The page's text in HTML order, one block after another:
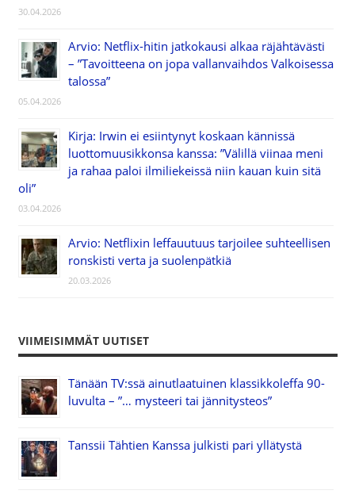
30.04.2026
Arvio: Netflix-hitin jatkokausi alkaa räjähtävästi
– ”Tavoitteena on jopa vallanvaihdos Valkoisessa
talossa”
05.04.2026
Kirja: Irwin ei esiintynyt koskaan kännissä
luottomuusikkonsa kanssa: ”Välillä viinaa meni
ja rahaa paloi ilmiliekeissä niin kauan kuin sitä
oli”
03.04.2026
Arvio: Netflixin leffauutuus tarjoilee suhteellisen
ronskisti verta ja suolenpätkiä
20.03.2026
VIIMEISIMMÄT UUTISET
Tänään TV:ssä ainutlaatuinen klassikkoleffa 90-
luvulta – ”… mysteeri tai jännitysteos”
Tanssii Tähtien Kanssa julkisti pari yllätystä